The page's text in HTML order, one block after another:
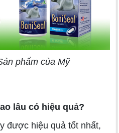
phẩm của Mỹ
lâu có hiệu quả?
được hiệu quả tốt nhất,